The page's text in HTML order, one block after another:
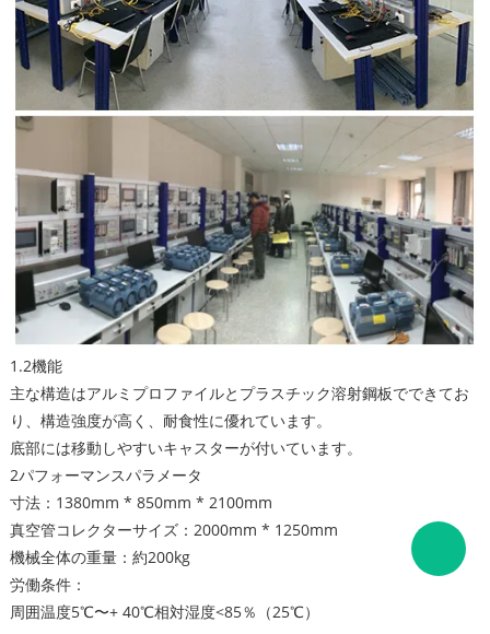
1.2機能
主な構造はアルミプロファイルとプラスチック溶射鋼板でできてお
り、構造強度が高く、耐食性に優れています。
底部には移動しやすいキャスターが付いています。
2パフォーマンスパラメータ
寸法：1380mm * 850mm * 2100mm
真空管コレクターサイズ：2000mm * 1250mm
機械全体の重量：約200kg
労働条件：
周囲温度5℃〜+ 40℃相対湿度<85％（25℃）